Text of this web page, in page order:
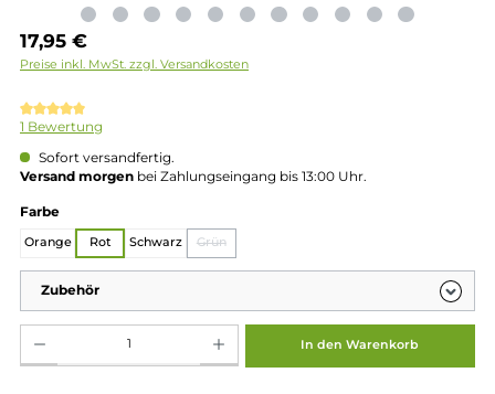
17,95 €
Preise inkl. MwSt. zzgl. Versandkosten
Sofort versandfertig.
Versand morgenbei Zahlungseingang bis 13:00 Uhr.
Farbeauswählen
Orange Rot Schwarz Grün